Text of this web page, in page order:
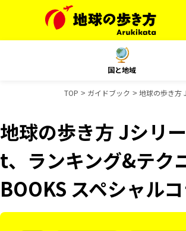
国と地域
TOP ガイドブック 地球の歩き方
地球の歩き方 Jシリ
t、ランキング&テク
BOOKS スペシャル